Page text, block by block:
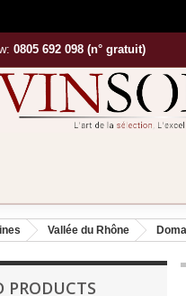
0805 692 098 (n° gratuit)
Vallée du Rhône
PRODUCTS